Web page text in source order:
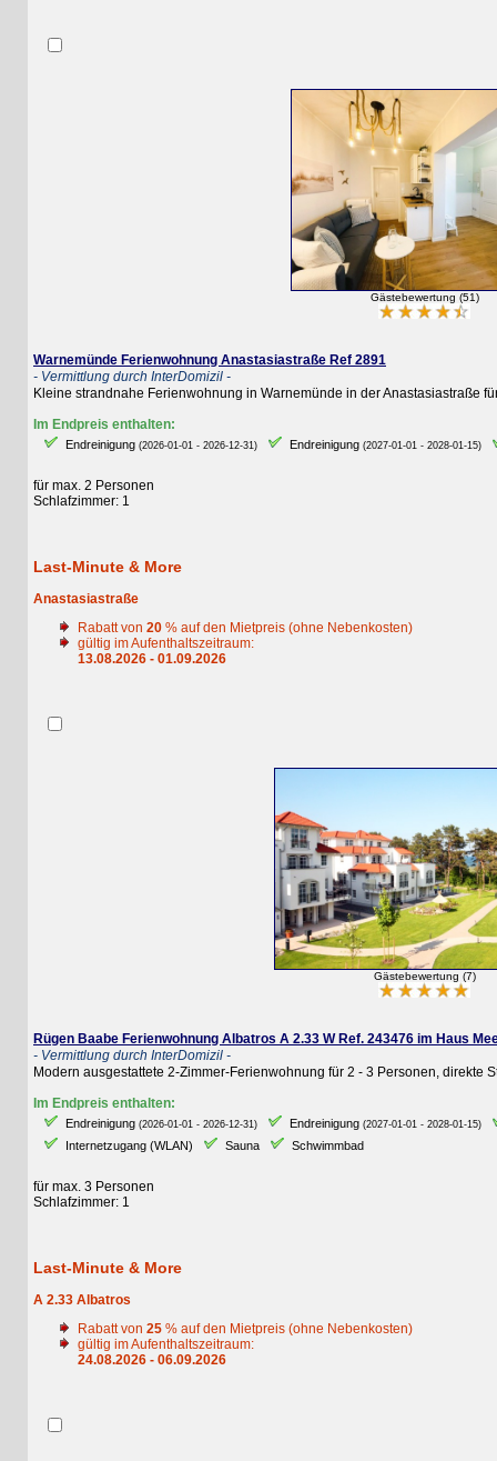
Gästebewertung (51)
Warnemünde Ferienwohnung Anastasiastraße Ref 2891
- Vermittlung durch InterDomizil -
Kleine strandnahe Ferienwohnung in Warnemünde in der Anastasiastraße für 2
Im Endpreis enthalten:
Endreinigung(2026-01-01 - 2026-12-31) Endreinigung(2027-01-01 - 2028-01-15)
für max. 2 Personen
Schlafzimmer: 1
Last-Minute & More
Anastasiastraße
Rabatt von20% auf den Mietpreis (ohne Nebenkosten)
gültig im Aufenthaltszeitraum:
13.08.2026 - 01.09.2026
Gästebewertung (7)
Rügen Baabe Ferienwohnung Albatros A 2.33 W Ref. 243476 im Haus
- Vermittlung durch InterDomizil -
Modern ausgestattete 2-Zimmer-Ferienwohnung für 2 - 3 Personen, direkte
Im Endpreis enthalten:
Endreinigung(2026-01-01 - 2026-12-31) Endreinigung(2027-01-01 - 2028-01-15)
Internetzugang (WLAN)
Sauna Schwimmbad
für max. 3 Personen
Schlafzimmer: 1
Last-Minute & More
A 2.33 Albatros
Rabatt von25% auf den Mietpreis (ohne Nebenkosten)
gültig im Aufenthaltszeitraum:
24.08.2026 - 06.09.2026